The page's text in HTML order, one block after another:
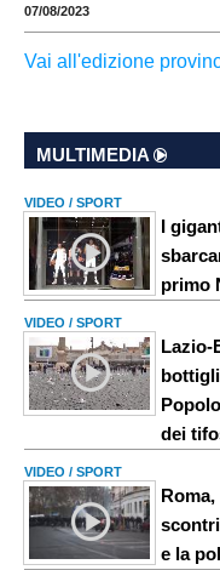
07/08/2023
Vai all'edizione
MULTIMEDIA
VIDEO / SPORT
I
primo
VIDEO / SPORT
Lazio-
dei
VIDEO / SPORT
e la